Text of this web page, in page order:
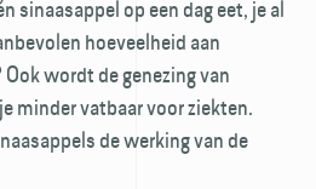
sinaasappel op een dag eet, je al
hoeveelheid aan
wordt de genezing van
minder vatbaar voor ziekten.
de werking van de